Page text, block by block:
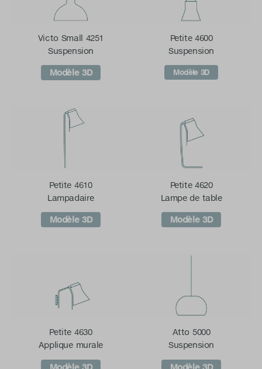
Victo Small 4251
Suspension
Modèle 3D
Petite 4600
Suspension
Modèle 3D
Petite 4610
Lampadaire
Modèle 3D
Petite 4620
Lampe de table
Modèle 3D
Petite 4630
Applique murale
Modèle 3D
Atto 5000
Suspension
Modèle 3D